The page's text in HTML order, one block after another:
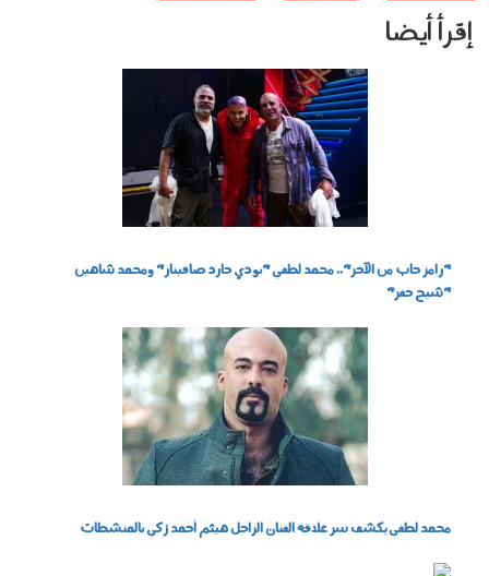
إقرأ أيضا
"رامز جاب من الآخر".. محمد لطفي "بودي جارد صافينار" ومحمد شاهين
"شيخ خفر"
محمد لطفي يكشف سر علاقة الفنان الراحل هيثم أحمد زكي بالمنشطات